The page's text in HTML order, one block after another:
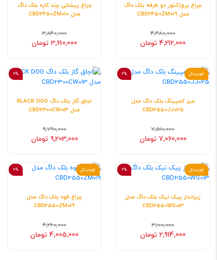
چراغ پروژکتور دو طرفه بلک داگ
مدل CBD2450ZM019
4,480,000
4,212,000 تومان
چراغ پیشانی چند کاره بلک داگ
مدل CBD2450ZM010
3,840,000
3,610,000 تومان
6% اورجینال
میز کمپینگ بلک داگ مدل
CBD2550JJ025
7,510,000
7,060,000 تومان
6%
اجاق گاز بلک داگ BLACK DOG
مدل CBD2300CW013
9,790,000
9,203,000 تومان
6% اورجینال
زیرانداز پیک نیک بلک داگ مدل
CBD2550WS013
3,100,000
2,914,000 تومان
6% اورجینال
چراغ قوه بلک داگ مدل‌
CBD2550ZM019
4,260,000
4,005,000 تومان